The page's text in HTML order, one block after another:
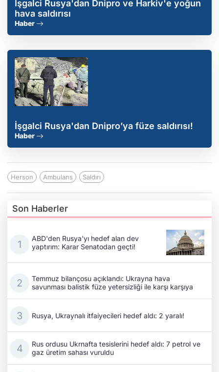
İşgalci Rusya'dan Dnipro ve Harkiv'e yoğun
hava saldırısı
Haber
İşgalci Rusya'dan Dnipro’ya füze saldırısı!
Haber
Herson Ambulans Saldırı
Son Haberler
ABD'den Rusya'yı hedef alan dev
yaptırım: Karar Senatodan geçti!
Temmuz bilançosu açıklandı: Ukrayna hava
savunması balistik füze yetersizliği ile karşı karşıya
Rusya, Ukraynalı itfaiyecileri hedef aldı: 2 yaralı!
Rus ordusu Ukrnafta tesislerini hedef aldı: 7 petrol ve
gaz üretim sahası vuruldu